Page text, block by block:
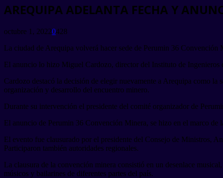
AREQUIPA ADELANTA FECHA Y
octubre 1, 20220428
La ciudad de Arequipa volverá hacer sede de Perumin 36 Convención
El anuncio lo hizo Miguel Cardozo, director del Instituto de
Cardozo destacó la decisión de elegir nuevamente a Arequipa como
organización y desarrollo del encuentro minero.
Durante su intervención el presidente del comité organizador de
El anuncio de Perumin 36 Convención Minera, se hizo en el marco de
El evento fue clausurado por el presidente del Consejo de Ministros,
Participaron también autoridades regionales.
La clausura de la convención minera consistió en un desenlace
músicos y bailarines de diferentes partes del país.